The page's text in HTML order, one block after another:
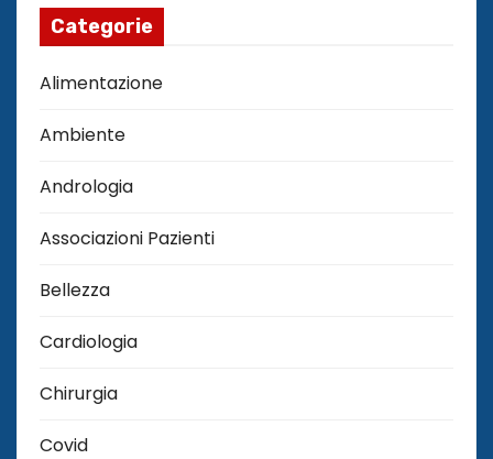
Categorie
Alimentazione
Ambiente
Andrologia
Associazioni Pazienti
Bellezza
Cardiologia
Chirurgia
Covid